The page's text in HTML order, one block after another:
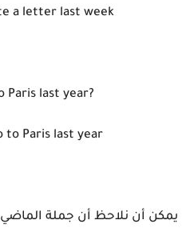
a letter last week
Paris last year?
to Paris last year
يمكن أن نلاحظ أن جملة